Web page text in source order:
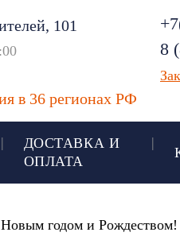
101
в 36 регионах РФ
8
ДОСТАВКА И
ОПЛАТА
годом и Рождеством!